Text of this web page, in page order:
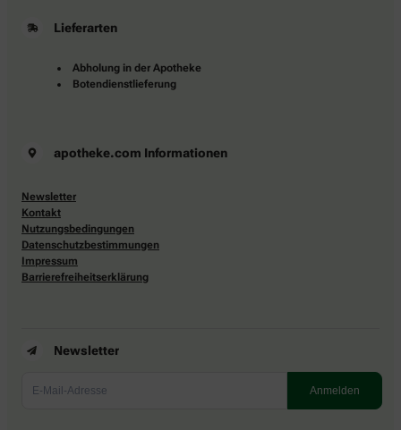
Lieferarten
Abholung in der Apotheke
Botendienstlieferung
apotheke.com Informationen
Newsletter
Kontakt
Nutzungsbedingungen
Datenschutzbestimmungen
Impressum
Barrierefreiheitserklärung
Newsletter